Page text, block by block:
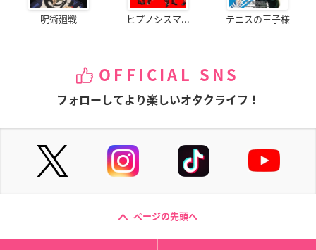
呪術廻戦 ヒプノシスマ... テニスの王子様
OFFICIAL SNS
フォローしてより楽しいオタクライフ！
ページの先頭へ